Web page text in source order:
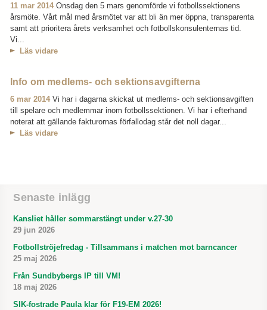
11 mar 2014 Onsdag den 5 mars genomförde vi fotbollssektionens
årsmöte. Vårt mål med årsmötet var att bli än mer öppna, transparenta
samt att prioritera årets verksamhet och fotbollskonsulenternas tid.
Vi...
Läs vidare
Info om medlems- och sektionsavgifterna
6 mar 2014 Vi har i dagarna skickat ut medlems- och sektionsavgiften
till spelare och medlemmar inom fotbollssektionen. Vi har i efterhand
noterat att gällande fakturornas förfallodag står det noll dagar...
Läs vidare
Senaste inlägg
Kansliet håller sommarstängt under v.27-30
29 jun 2026
Fotbollströjefredag - Tillsammans i matchen mot barncancer
25 maj 2026
Från Sundbybergs IP till VM!
18 maj 2026
SIK-fostrade Paula klar för F19-EM 2026!